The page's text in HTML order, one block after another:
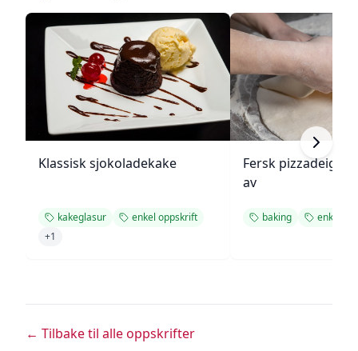
Klassisk sjokoladekake
kakeglasur
enkel oppskrift
+1
Fersk pizzadeig
av
baking enkel
← Tilbake til alle oppskrifter